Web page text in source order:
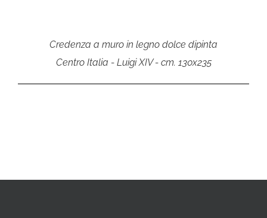
Credenza a muro in legno dolce dipinta
Centro Italia - Luigi XIV - cm. 130x235